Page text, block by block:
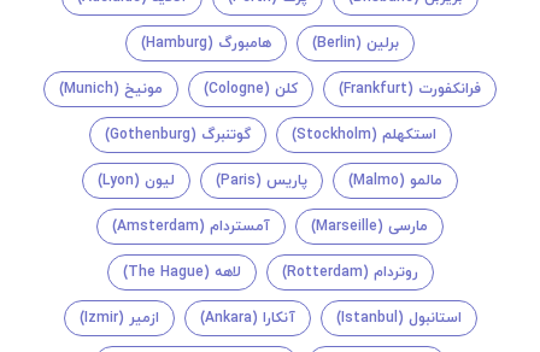
برلین (Berlin) هامبورگ (Hamburg)
فرانکفورت (Frankfurt) کلن (Cologne) مونیخ (Munich)
استکهلم (Stockholm) گوتنبرگ (Gothenburg)
مالمو (Malmo) پاریس (Paris) لیون (Lyon)
مارسی (Marseille) آمستردام (Amsterdam)
روتردام (Rotterdam) لاهه (The Hague)
استانبول (Istanbul) آنکارا (Ankara) ازمیر (Izmir)